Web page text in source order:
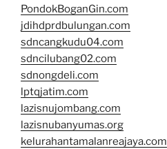
PondokBoganGin.com
jdihdprdbulungan.com
sdncangkudu04.com
sdncilubang02.com
sdnongdeli.com
lptqjatim.com
lazisnujombang.com
lazisnubanyumas.org
kelurahantamalanreajaya.com